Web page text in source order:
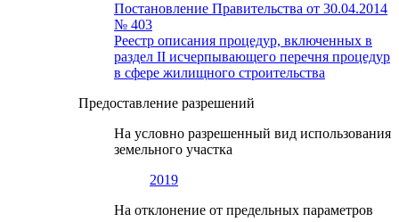
Постановление Правительства от 30.04.2014
№ 403
Реестр описания процедур, включенных в
раздел II исчерпывающего перечня процедур
в сфере жилищного строительства
Предоставление разрешений
На условно разрешенный вид использования
земельного участка
2019
На отклонение от предельных параметров